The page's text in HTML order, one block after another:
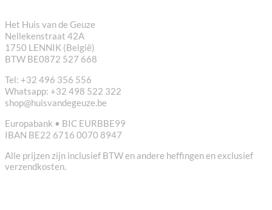
Het Huis van de Geuze
Nellekenstraat 42A
1750 LENNIK (België)
BTW BE0872 527 668
Tel: +32 496 356 556
Whatsapp: +32 498 522 322
shop@huisvandegeuze.be
Europabank • BIC EURBBE99
IBAN BE22 6716 0070 8947
Alle prijzen zijn inclusief BTW en andere heffingen en exclusief
verzendkosten.